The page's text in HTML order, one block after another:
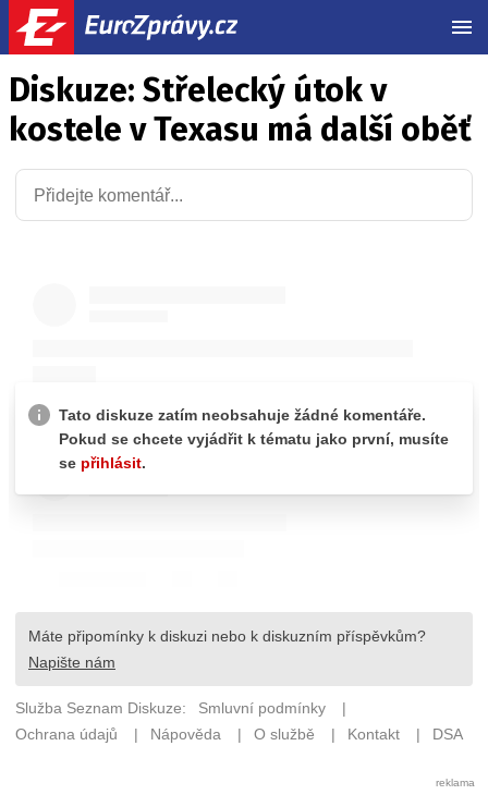
Diskuze: Střelecký útok v
kostele v Texasu má další oběť